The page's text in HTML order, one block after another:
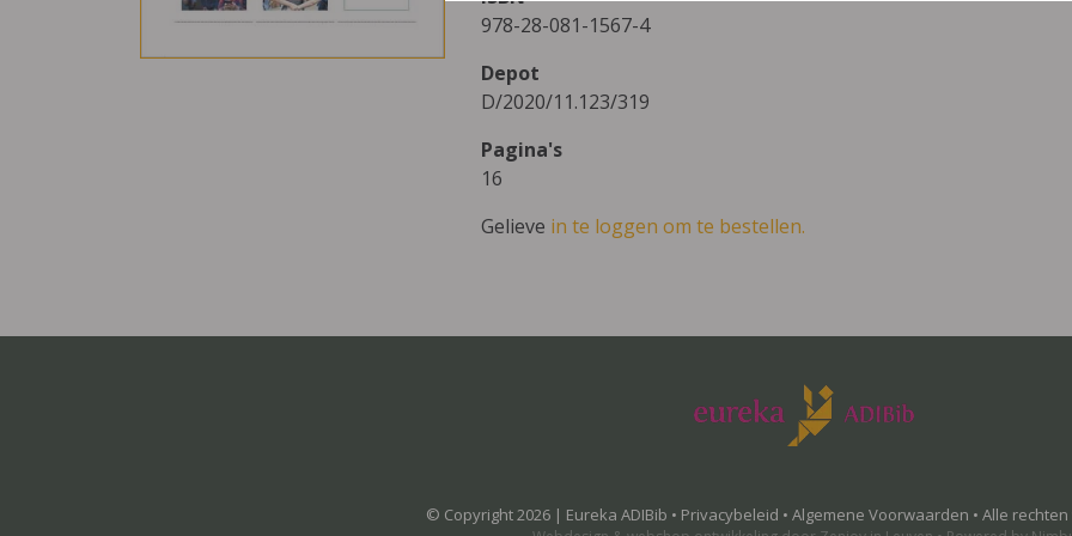
978-28-081-1567-4
Depot
D/2020/11.123/319
Pagina's
16
Gelieve in te loggen om te bestellen.
© Copyright 2026 | Eureka ADIBib • Privacybeleid • Algemene Voorwaarden • Alle